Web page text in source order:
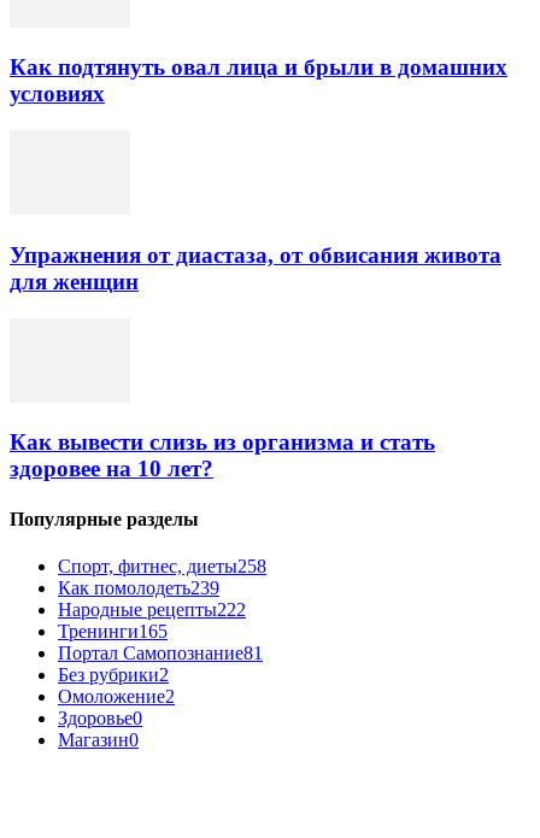
Как подтянуть овал лица и брыли в домашних
условиях
Упражнения от диастаза, от обвисания живота
для женщин
Как вывести слизь из организма и стать
здоровее на 10 лет?
Популярные разделы
Спорт, фитнес, диеты258
Как помолодеть239
Народные рецепты222
Тренинги165
Портал Самопознание81
Без рубрики2
Омоложение2
Здоровье0
Магазин0